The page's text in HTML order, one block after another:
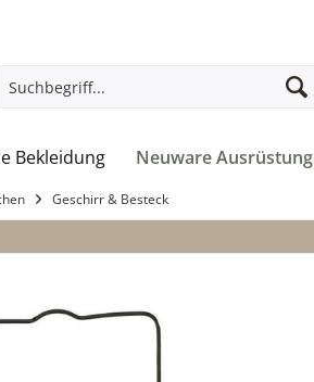
Bekleidung Neuware Ausrüstung
Geschirr & Besteck